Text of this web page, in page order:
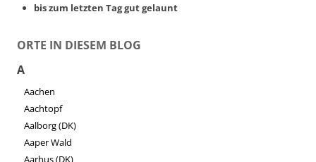
bis zum letzten Tag gut gelaunt
ORTE IN DIESEM BLOG
A
Aachen
Aachtopf
Aalborg (DK)
Aaper Wald
Aarhus (DK)